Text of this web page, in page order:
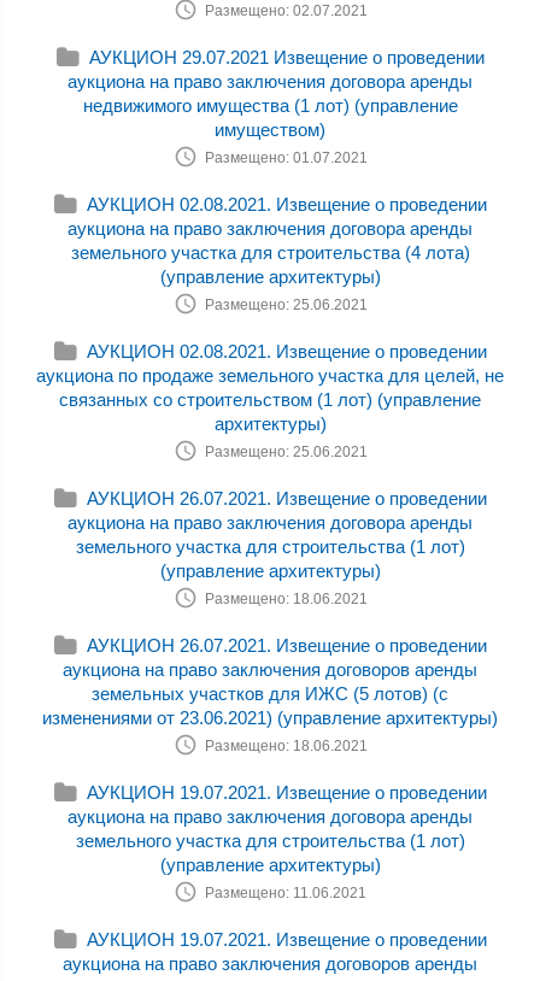
Размещено: 02.07.2021
АУКЦИОН 29.07.2021 Извещение о проведении
аукциона на право заключения договора аренды
недвижимого имущества (1 лот) (управление
имуществом)
Размещено: 01.07.2021
АУКЦИОН 02.08.2021. Извещение о проведении
аукциона на право заключения договора аренды
земельного участка для строительства (4 лота)
(управление архитектуры)
Размещено: 25.06.2021
АУКЦИОН 02.08.2021. Извещение о проведении
аукциона по продаже земельного участка для целей, не
связанных со строительством (1 лот) (управление
архитектуры)
Размещено: 25.06.2021
АУКЦИОН 26.07.2021. Извещение о проведении
аукциона на право заключения договора аренды
земельного участка для строительства (1 лот)
(управление архитектуры)
Размещено: 18.06.2021
АУКЦИОН 26.07.2021. Извещение о проведении
аукциона на право заключения договоров аренды
земельных участков для ИЖС (5 лотов) (с
изменениями от 23.06.2021) (управление архитектуры)
Размещено: 18.06.2021
АУКЦИОН 19.07.2021. Извещение о проведении
аукциона на право заключения договора аренды
земельного участка для строительства (1 лот)
(управление архитектуры)
Размещено: 11.06.2021
АУКЦИОН 19.07.2021. Извещение о проведении
аукциона на право заключения договоров аренды